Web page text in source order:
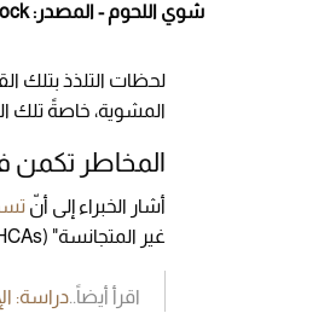
شوي اللحوم - المصدر: Shutterstock
لحظات التلذذ بتلك
المشوية، خاصةً تلك
المخاطر تكمن
أشار الخبراء إلى أنّ
غير المتجانسة" (HCAs) و"الهيدروكربونات العطرية متعددة الحلقات" (PAHs).
اقرأ أيضاً.. دراسة: